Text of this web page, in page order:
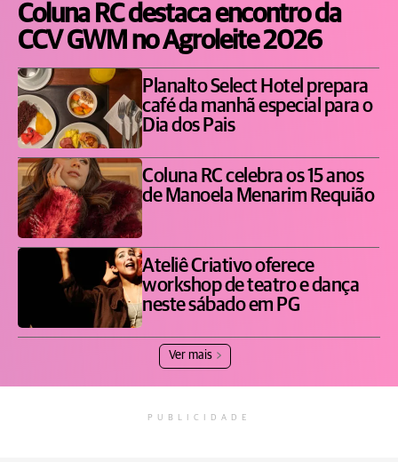
Coluna RC destaca encontro da
CCV GWM no Agroleite 2026
Planalto Select Hotel prepara
café da manhã especial para o
Dia dos Pais
Coluna RC celebra os 15 anos
de Manoela Menarim Requião
Ateliê Criativo oferece
workshop de teatro e dança
neste sábado em PG
Ver mais
PUBLICIDADE